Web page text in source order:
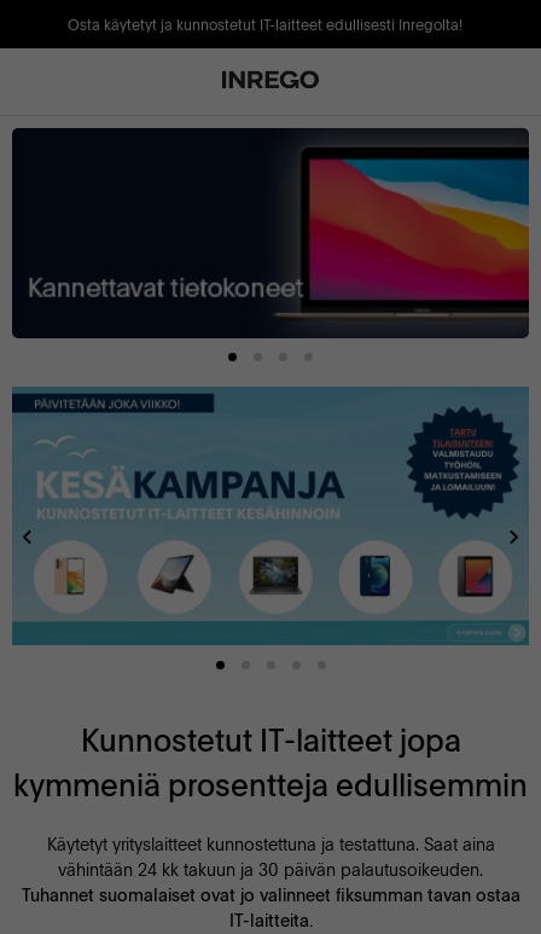
Osta käytetyt ja kunnostetut IT-laitteet edullisesti Inregolta!
Kunnostetut IT-laitteet jopa
kymmeniä prosentteja edullisemmin
Käytetyt yrityslaitteet kunnostettuna ja testattuna. Saat aina
vähintään 24 kk takuun ja 30 päivän palautusoikeuden.
Tuhannet suomalaiset ovat jo valinneet fiksumman tavan ostaa
IT-laitteita.